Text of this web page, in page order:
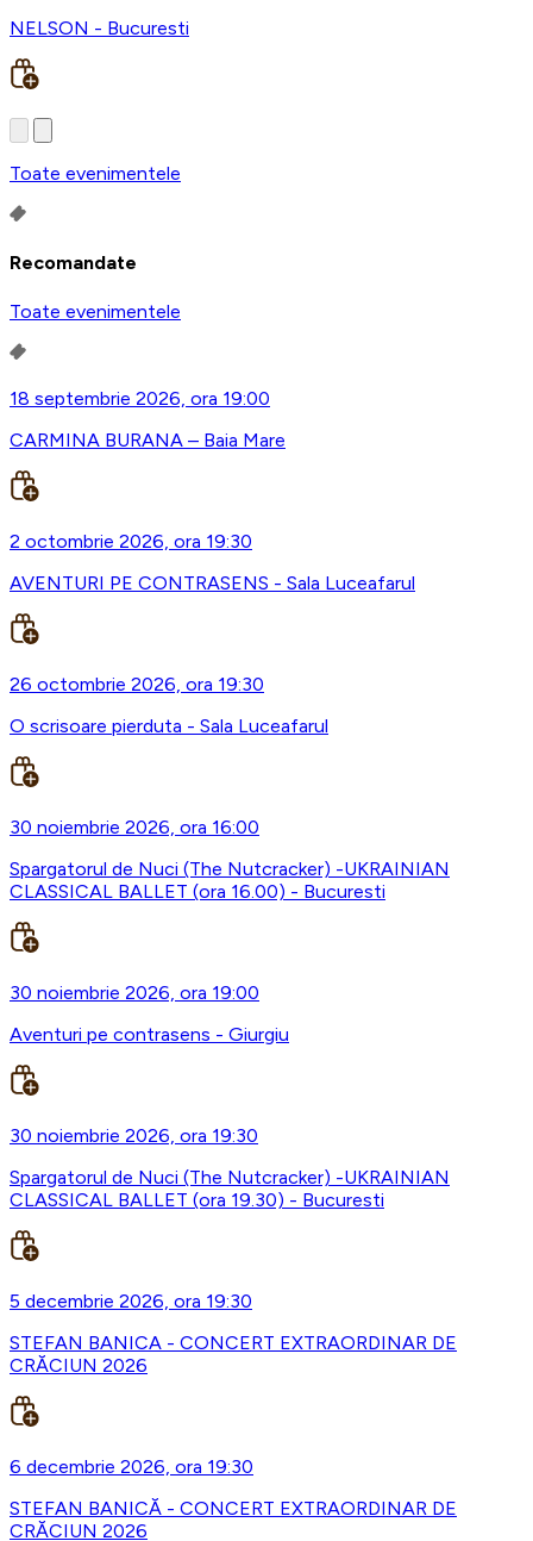
NELSON - Bucuresti
Toate evenimentele
Recomandate
Toate evenimentele
18 septembrie 2026, ora 19:00
CARMINA BURANA – Baia Mare
2 octombrie 2026, ora 19:30
AVENTURI PE CONTRASENS - Sala Luceafarul
26 octombrie 2026, ora 19:30
O scrisoare pierduta - Sala Luceafarul
30 noiembrie 2026, ora 16:00
Spargatorul de Nuci (The Nutcracker) -UKRAINIAN
CLASSICAL BALLET (ora 16.00) - Bucuresti
30 noiembrie 2026, ora 19:00
Aventuri pe contrasens - Giurgiu
30 noiembrie 2026, ora 19:30
Spargatorul de Nuci (The Nutcracker) -UKRAINIAN
CLASSICAL BALLET (ora 19.30) - Bucuresti
5 decembrie 2026, ora 19:30
STEFAN BANICA - CONCERT EXTRAORDINAR DE
CRĂCIUN 2026
6 decembrie 2026, ora 19:30
STEFAN BANICĂ - CONCERT EXTRAORDINAR DE
CRĂCIUN 2026